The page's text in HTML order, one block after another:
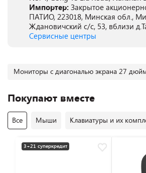
Импортер: Закрытое
ПАТИО, 223018, Минская обл.,
Ждановичский с/с, 53, вблизи
Сервисные центры
Мониторы с диагональю экрана 27
Покупают вместе
Все Мыши Клавиатуры и их
3+21 суперкредит